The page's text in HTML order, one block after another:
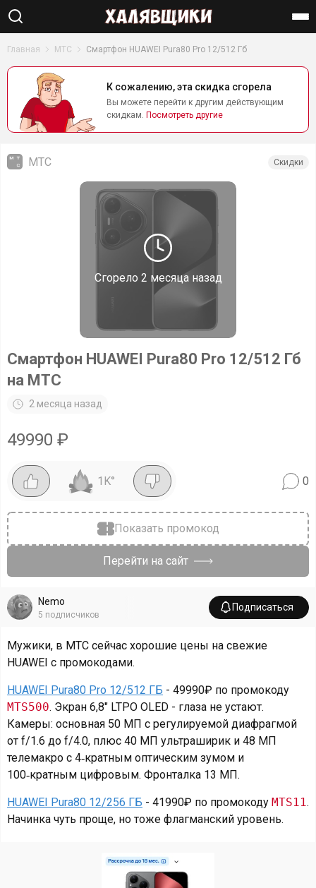
Главная МТС Смартфон HUAWEI Pura80 Pro 12/512 Гб
К сожалению, эта скидка сгорела
Вы можете перейти к другим действующим
скидкам. Посмотреть другие
Сгорело 2 месяца назад
МТС Скидки
Смартфон HUAWEI Pura80 Pro 12/512 Гб
на МТС
2 месяца назад
49990 ₽
1K° 0
Показать промокод
Перейти на сайт
Nemo
5 подписчиков
Подписаться
Мужики, в МТС сейчас хорошие цены на свежие
HUAWEI с промокодами.
HUAWEI Pura80 Pro 12/512 ГБ - 49990₽ по промокоду
MTS500. Экран 6,8″ LTPO OLED - глаза не устают.
Камеры: основная 50 МП с регулируемой диафрагмой
от f/1.6 до f/4.0, плюс 40 МП ультраширик и 48 МП
телемакро с 4‑кратным оптическим зумом и
100‑кратным цифровым. Фронталка 13 МП.
HUAWEI Pura80 12/256 ГБ - 41990₽ по промокоду MTS11.
Начинка чуть проще, но тоже флагманский уровень.